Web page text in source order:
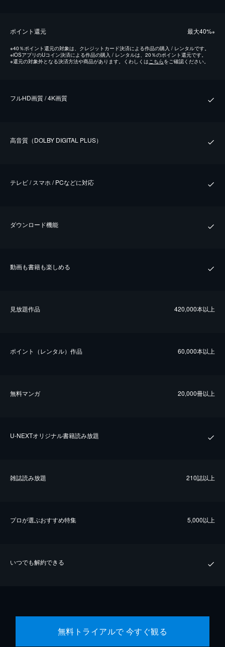
ポイント還元 最⼤40%※
※40％ポイント還元の対象は、クレジットカード決済による作品の購入 / レンタルです。
※iOSアプリのUコイン決済による作品の購入 / レンタルは、20％のポイント還元です。
※還元の対象外となる決済方法や商品があります。くわしくはこちらをご確認ください。
フルHD画質 / 4K画質
⾼⾳質（DOLBY DIGITAL PLUS）
テレビ / スマホ / PCなどに対応
ダウンロード機能
動画も書籍も楽しめる
⾒放題作品 420,000本以上
ポイント（レンタル）作品 60,000本以上
無料マンガ 20,000冊以上
U-NEXTオリジナル書籍読み放題
雑誌読み放題 210誌以上
プロが選ぶおすすめ特集 5,000以上
いつでも解約できる
無料トライアルで 今すぐ観る